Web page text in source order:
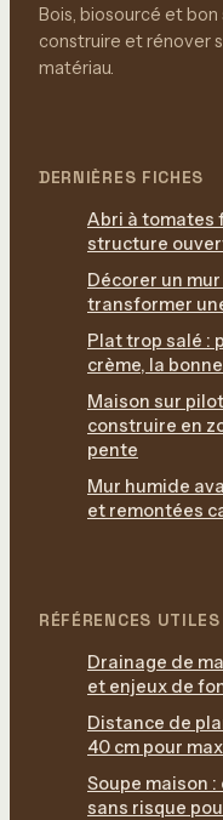
Bois, biosourcé et bon
construire et rénover
matériau.
DERNIÈRES FICHES
Abri à tomates
structure
Décorer un
transformer
Plat trop salé :
crème, la
Maison sur
construire en
pente
Mur humide
et remontées
RÉFÉRENCES UTILES
Drainage de
et enjeux de
Distance de
40 cm pour
Soupe maison
sans risque